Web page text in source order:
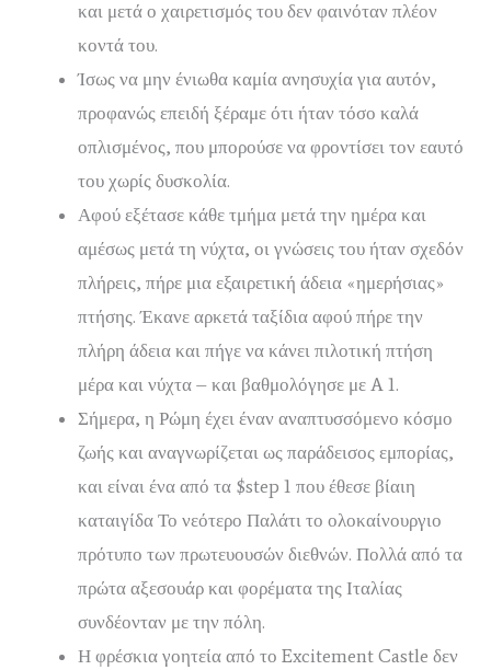
και μετά ο χαιρετισμός του δεν φαινόταν πλέον
κοντά του.
Ίσως να μην ένιωθα καμία ανησυχία για αυτόν,
προφανώς επειδή ξέραμε ότι ήταν τόσο καλά
οπλισμένος, που μπορούσε να φροντίσει τον εαυτό
του χωρίς δυσκολία.
Αφού εξέτασε κάθε τμήμα μετά την ημέρα και
αμέσως μετά τη νύχτα, οι γνώσεις του ήταν σχεδόν
πλήρεις, πήρε μια εξαιρετική άδεια «ημερήσιας»
πτήσης. Έκανε αρκετά ταξίδια αφού πήρε την
πλήρη άδεια και πήγε να κάνει πιλοτική πτήση
μέρα και νύχτα – και βαθμολόγησε με A 1.
Σήμερα, η Ρώμη έχει έναν αναπτυσσόμενο κόσμο
ζωής και αναγνωρίζεται ως παράδεισος εμπορίας,
και είναι ένα από τα $step 1 που έθεσε βίαιη
καταιγίδα Το νεότερο Παλάτι το ολοκαίνουργιο
πρότυπο των πρωτευουσών διεθνών. Πολλά από τα
πρώτα αξεσουάρ και φορέματα της Ιταλίας
συνδέονταν με την πόλη.
Η φρέσκια γοητεία από το Excitement Castle δεν